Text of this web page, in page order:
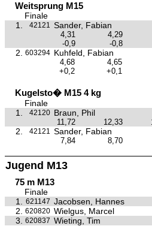
Weitsprung M15
Finale
1.
42121 Sander, Fabian
4,31 4,29
-0,9
-0,8
2. 603294 Kuhfeld, Fabian
4,68 4,65
+0,2
+0,1
Kugelsto� M15 4 kg
Finale
1.
42120 Braun, Phil
11,72 12,33
2. 42121 Sander, Fabian
7,84 8,70
Jugend M13
75 m M13
Finale
1.
621147 Jacobsen, Hannes
2.
620820 Wielgus, Marcel
3.
620837 Wieting, Tim